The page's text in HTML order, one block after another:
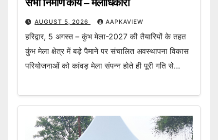
सभी निर्माण कार्य – मेलाधिकारी
AUGUST 5, 2026 AAPKAVIEW
हरिद्वार, 5 अगस्त – कुंभ मेला-2027 की तैयारियों के तहत
कुंभ मेला क्षेत्र में बड़े पैमाने पर संचालित अवस्थापना विकास
परियोजनाओं को कांवड़ मेला संपन्न होते ही पूरी गति से…